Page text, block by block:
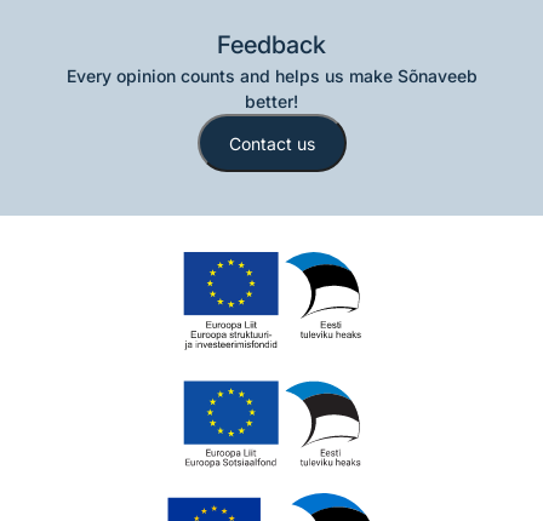
Feedback
Every opinion counts and helps us make Sõnaveeb
better!
Contact us